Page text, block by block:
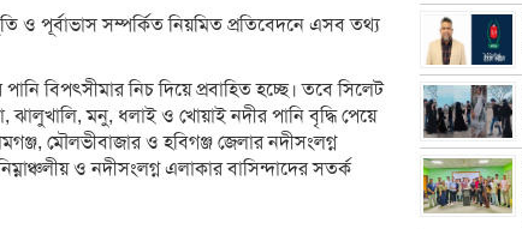
ও পূর্বাভাস সম্পর্কিত নিয়মিত প্রতিবেদনে এসব তথ্য
বিপৎসীমার নিচ দিয়ে প্রবাহিত হচ্ছে। তবে সিলেট
ঝালুখালি, মনু, ধলাই ও খোয়াই নদীর পানি বৃদ্ধি পেয়ে
মৌলভীবাজার ও হবিগঞ্জ জেলার নদীসংলগ্ন
ও নদীসংলগ্ন এলাকার বাসিন্দাদের সতর্ক